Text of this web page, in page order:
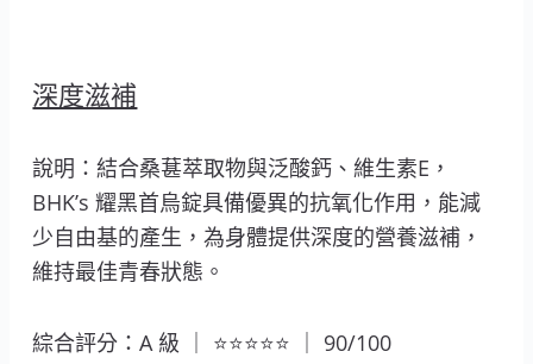
深度滋補
說明：結合桑葚萃取物與泛酸鈣、維生素E，
BHK’s 耀黑首烏錠具備優異的抗氧化作用，能減
少自由基的產生，為身體提供深度的營養滋補，
維持最佳青春狀態。
綜合評分：A 級 ｜ ⭐⭐⭐⭐⭐ ｜ 90/100